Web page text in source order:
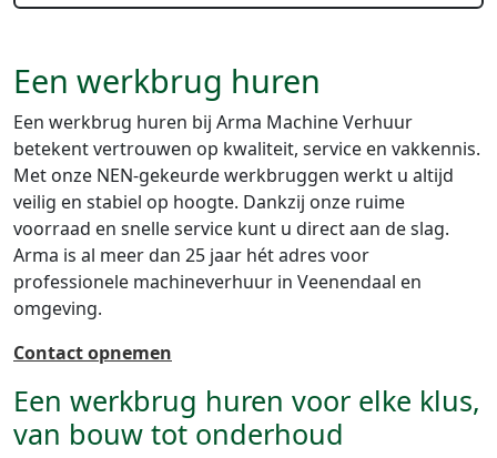
Een werkbrug huren
Een werkbrug huren bij Arma Machine Verhuur
betekent vertrouwen op kwaliteit, service en vakkennis.
Met onze NEN-gekeurde werkbruggen werkt u altijd
veilig en stabiel op hoogte. Dankzij onze ruime
voorraad en snelle service kunt u direct aan de slag.
Arma is al meer dan 25 jaar hét adres voor
professionele machineverhuur in Veenendaal en
omgeving.
Contact opnemen
Een werkbrug huren voor elke klus,
van bouw tot onderhoud